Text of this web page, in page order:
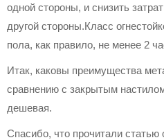
одной стороны, и снизить
другой стороны.Класс
пола, как правило, не менее 2
Итак, каковы преимущества
сравнению с закрытым
дешевая.
Спасибо, что прочитали статью